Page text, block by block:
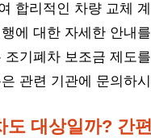
합리적인 차량 교체
에 대한 자세한 안내
조기폐차 보조금 제도
관련 기관에 문의하
도 대상일까? 간